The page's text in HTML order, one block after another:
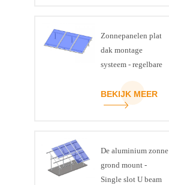
Zonnepanelen plat
dak montage
systeem - regelbare
BEKIJK MEER
De aluminium zonne
grond mount -
Single slot U beam